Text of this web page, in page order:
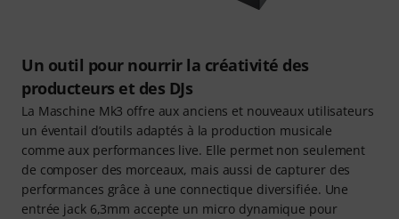
Un outil pour nourrir la créativité des
producteurs et des DJs
La Maschine Mk3 offre aux anciens et nouveaux utilisateurs
un éventail d’outils adaptés à la production musicale
comme aux performances live. Elle permet non seulement
de composer des morceaux, mais aussi de capturer des
performances grâce à une connectique diversifiée. Une
entrée jack 6,3mm accepte un micro dynamique pour